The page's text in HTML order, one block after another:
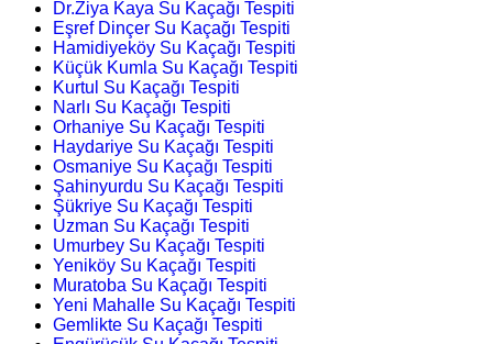
Dr.Ziya Kaya Su Kaçağı Tespiti
Eşref Dinçer Su Kaçağı Tespiti
Hamidiyeköy Su Kaçağı Tespiti
Küçük Kumla Su Kaçağı Tespiti
Kurtul Su Kaçağı Tespiti
Narlı Su Kaçağı Tespiti
Orhaniye Su Kaçağı Tespiti
Haydariye Su Kaçağı Tespiti
Osmaniye Su Kaçağı Tespiti
Şahinyurdu Su Kaçağı Tespiti
Şükriye Su Kaçağı Tespiti
Uzman Su Kaçağı Tespiti
Umurbey Su Kaçağı Tespiti
Yeniköy Su Kaçağı Tespiti
Muratoba Su Kaçağı Tespiti
Yeni Mahalle Su Kaçağı Tespiti
Gemlikte Su Kaçağı Tespiti